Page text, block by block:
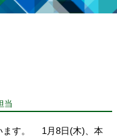
当
ます。 1月8日(木)、本